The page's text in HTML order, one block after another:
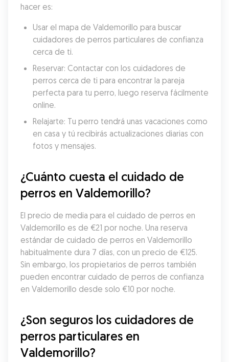
hacer es:
Usar el mapa de Valdemorillo para buscar
cuidadores de perros particulares de confianza
cerca de ti.
Reservar: Contactar con los cuidadores de
perros cerca de ti para encontrar la pareja
perfecta para tu perro, luego reserva fácilmente
online.
Relajarte: Tu perro tendrá unas vacaciones como
en casa y tú recibirás actualizaciones diarias con
fotos y mensajes.
¿Cuánto cuesta el cuidado de
perros en Valdemorillo?
El precio de media para el cuidado de perros en
Valdemorillo es de €21 por noche. Una reserva
estándar de cuidado de perros en Valdemorillo
habitualmente dura 7 días, con un precio de €125.
Sin embargo, los propietarios de perros también
pueden encontrar cuidado de perros de confianza
en Valdemorillo desde solo €10 por noche.
¿Son seguros los cuidadores de
perros particulares en
Valdemorillo?